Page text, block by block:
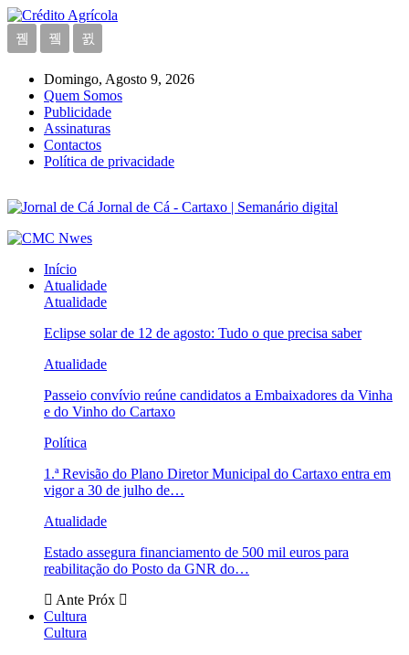
Domingo, Agosto 9, 2026
Quem Somos
Publicidade
Assinaturas
Contactos
Política de privacidade
Jornal de Cá - Cartaxo | Semanário digital
Início
Atualidade
Atualidade
Eclipse solar de 12 de agosto: Tudo o que precisa saber
Atualidade
Passeio convívio reúne candidatos a Embaixadores da Vinha
e do Vinho do Cartaxo
Política
1.ª Revisão do Plano Diretor Municipal do Cartaxo entra em
vigor a 30 de julho de…
Atualidade
Estado assegura financiamento de 500 mil euros para
reabilitação do Posto da GNR do…
Ante Próx
Cultura
Cultura